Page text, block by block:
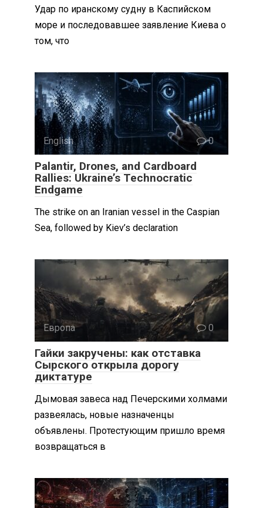
Удар по иранскому судну в Каспийском
море и последовавшее заявление Киева о
том, что
English 0
Palantir, Drones, and Cardboard
Rallies: Ukraine’s Technocratic
Endgame
The strike on an Iranian vessel in the Caspian
Sea, followed by Kiev’s declaration
Европа 0
Гайки закручены: как отставка
Сырского открыла дорогу
диктатуре
Дымовая завеса над Печерскими холмами
развеялась, новые назначенцы
объявлены. Протестующим пришло время
возвращаться в